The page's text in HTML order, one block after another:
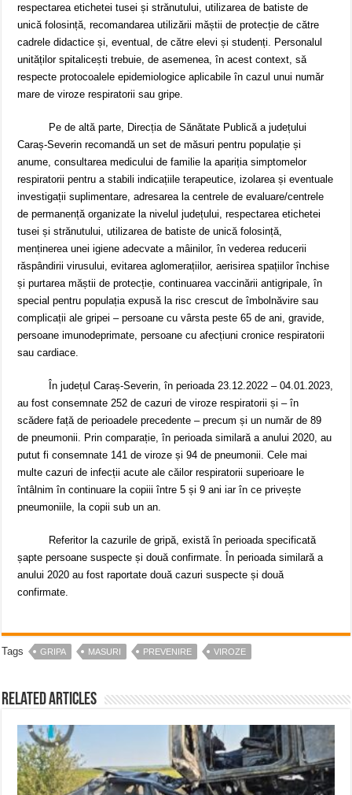
respectarea etichetei tusei și strănutului, utilizarea de batiste de
unică folosință, recomandarea utilizării măștii de protecție de către
cadrele didactice și, eventual, de către elevi și studenți. Personalul
unităților spitalicești trebuie, de asemenea, în acest context, să
respecte protocoalele epidemiologice aplicabile în cazul unui număr
mare de viroze respiratorii sau gripe.
Pe de altă parte, Direcția de Sănătate Publică a județului
Caraș-Severin recomandă un set de măsuri pentru populație și
anume, consultarea medicului de familie la apariția simptomelor
respiratorii pentru a stabili indicațiile terapeutice, izolarea și eventuale
investigații suplimentare, adresarea la centrele de evaluare/centrele
de permanență organizate la nivelul județului, respectarea etichetei
tusei și strănutului, utilizarea de batiste de unică folosință,
menținerea unei igiene adecvate a mâinilor, în vederea reducerii
răspândirii virusului, evitarea aglomerațiilor, aerisirea spațiilor închise
și purtarea măștii de protecție, continuarea vaccinării antigripale, în
special pentru populația expusă la risc crescut de îmbolnăvire sau
complicații ale gripei – persoane cu vârsta peste 65 de ani, gravide,
persoane imunodeprimate, persoane cu afecțiuni cronice respiratorii
sau cardiace.
În județul Caraș-Severin, în perioada 23.12.2022 – 04.01.2023,
au fost consemnate 252 de cazuri de viroze respiratorii și – în
scădere față de perioadele precedente – precum și un număr de 89
de pneumonii. Prin comparație, în perioada similară a anului 2020, au
putut fi consemnate 141 de viroze și 94 de pneumonii. Cele mai
multe cazuri de infecții acute ale căilor respiratorii superioare le
întâlnim în continuare la copiii între 5 și 9 ani iar în ce privește
pneumoniile, la copii sub un an.
Referitor la cazurile de gripă, există în perioada specificată
șapte persoane suspecte și două confirmate. În perioada similară a
anului 2020 au fost raportate două cazuri suspecte și două
confirmate.
Tags GRIPA MASURI PREVENIRE VIROZE
Related Articles